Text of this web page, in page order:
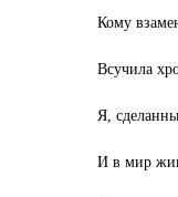
Кому
Всучила
Я,
И в мир